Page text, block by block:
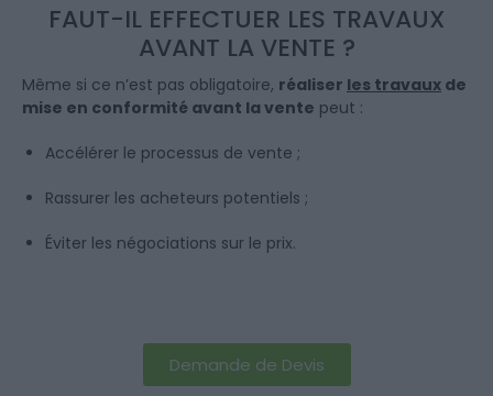
FAUT-IL EFFECTUER LES TRAVAUX
AVANT LA VENTE ?
Même si ce n’est pas obligatoire, réaliser les travaux de
mise en conformité avant la vente peut :
Accélérer le processus de vente ;
Rassurer les acheteurs potentiels ;
Éviter les négociations sur le prix.
Demande de Devis